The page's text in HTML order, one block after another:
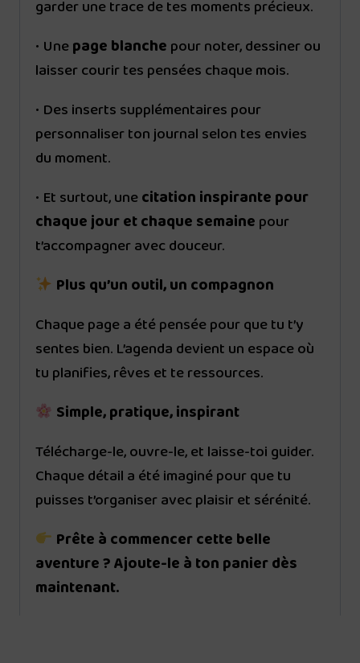
garder une trace de tes moments précieux.
• Unepage blanche pour noter, dessiner ou
laisser courir tes pensées chaque mois.
• Des inserts supplémentaires pour
personnaliser ton journal selon tes envies
du moment.
• Et surtout, unecitation inspirante pour
chaque jour et chaque semaine pour
t’accompagner avec douceur.
Plus qu’un outil, un compagnon
Chaque page a été pensée pour que tu t’y
sentes bien. L’agenda devient un espace où
tu planifies, rêves et te ressources.
Simple, pratique, inspirant
Télécharge-le, ouvre-le, et laisse-toi guider.
Chaque détail a été imaginé pour que tu
puisses t’organiser avec plaisir et sérénité.
Prête à commencer cette belle
aventure ? Ajoute-le à ton panier dès
maintenant.